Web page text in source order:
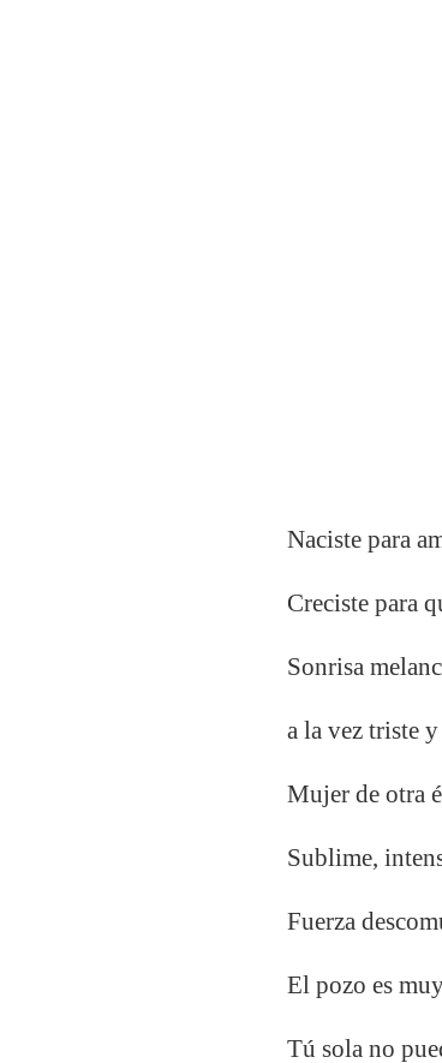
Naciste para
Creciste para
Sonrisa
a la vez triste
Mujer de otra
Sublime,
Fuerza
El pozo es
Tú sola no